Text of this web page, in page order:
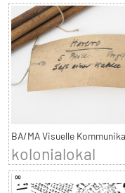
BA/MA Visuelle
kolonialokal